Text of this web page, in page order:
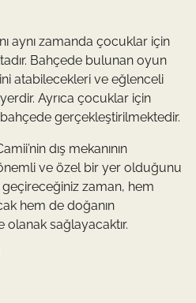
aynı zamanda çocuklar için
Bahçede bulunan oyun
atabilecekleri ve eğlenceli
Ayrıca çocuklar için
gerçekleştirilmektedir.
dış mekanının
ve özel bir yer olduğunu
zaman, hem
hem de doğanın
sağlayacaktır.